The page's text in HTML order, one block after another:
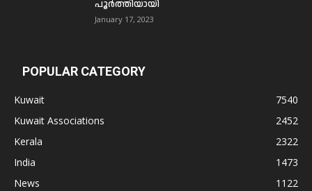
പൂര്‍ത്തിയായി
January 17, 2023
POPULAR CATEGORY
Kuwait
7540
Kuwait Associations
2452
Kerala
2322
India
1473
News
1122